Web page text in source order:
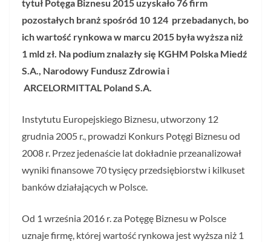
tytuł Potęga Biznesu 2015 uzyskało 76 firm
pozostałych branż spośród 10 124 przebadanych, bo
ich wartość rynkowa w marcu 2015 była wyższa niż
1 mld zł. Na podium znalazły się KGHM Polska Miedź
S.A., Narodowy Fundusz Zdrowia i
ARCELORMITTAL Poland S.A.
Instytutu Europejskiego Biznesu, utworzony 12
grudnia 2005 r., prowadzi Konkurs Potęgi Biznesu od
2008 r. Przez jedenaście lat dokładnie przeanalizował
wyniki finansowe 70 tysięcy przedsiębiorstw i kilkuset
banków działających w Polsce.
Od 1 września 2016 r. za Potęgę Biznesu w Polsce
uznaje firmę, której wartość rynkowa jest wyższa niż 1